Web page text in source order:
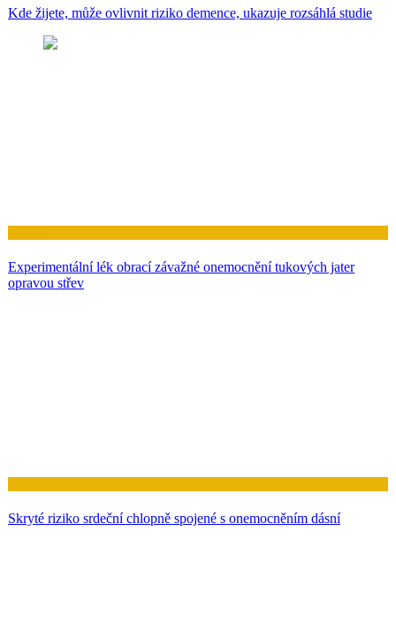
Kde žijete, může ovlivnit riziko demence, ukazuje rozsáhlá studie
Experimentální lék obrací závažné onemocnění tukových jater
opravou střev
Skryté riziko srdeční chlopně spojené s onemocněním dásní